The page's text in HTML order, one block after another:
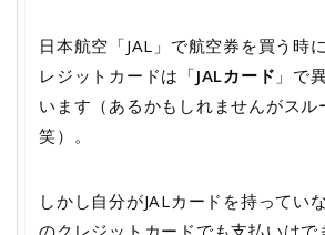
日本航空「JAL」で航空券を買う時
レジットカードは「JALカード 」で
います（あるかもしれませんがスル
笑）。
しかし自分がJALカードを持ってい
のクレジットカードでも支払いはで